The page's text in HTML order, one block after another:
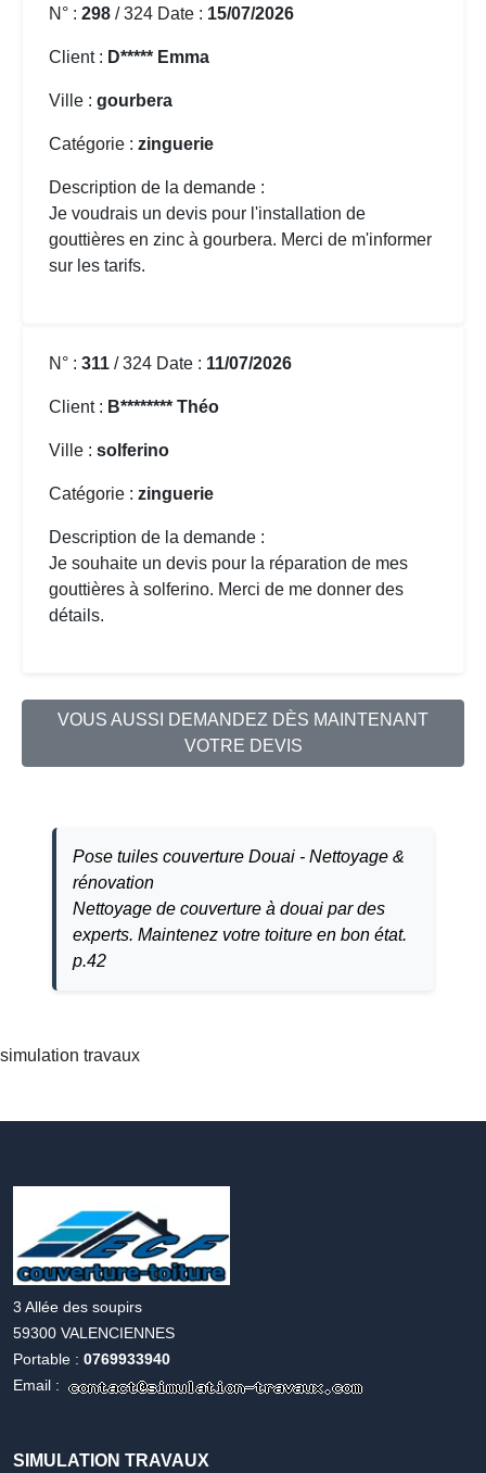
N° : 298 / 324 Date : 15/07/2026
Client : D***** Emma
Ville : gourbera
Catégorie : zinguerie
Description de la demande :
Je voudrais un devis pour l'installation de
gouttières en zinc à gourbera. Merci de m'informer
sur les tarifs.
N° : 311 / 324 Date : 11/07/2026
Client : B******** Théo
Ville : solferino
Catégorie : zinguerie
Description de la demande :
Je souhaite un devis pour la réparation de mes
gouttières à solferino. Merci de me donner des
détails.
VOUS AUSSI DEMANDEZ DÈS MAINTENANT
VOTRE DEVIS
Pose tuiles couverture Douai - Nettoyage &
rénovation
Nettoyage de couverture à douai par des
experts. Maintenez votre toiture en bon état.
p.42
simulation travaux
travaux
3 Allée des soupirs
59300 VALENCIENNES
Portable : 0769933940
Email :
SIMULATION TRAVAUX